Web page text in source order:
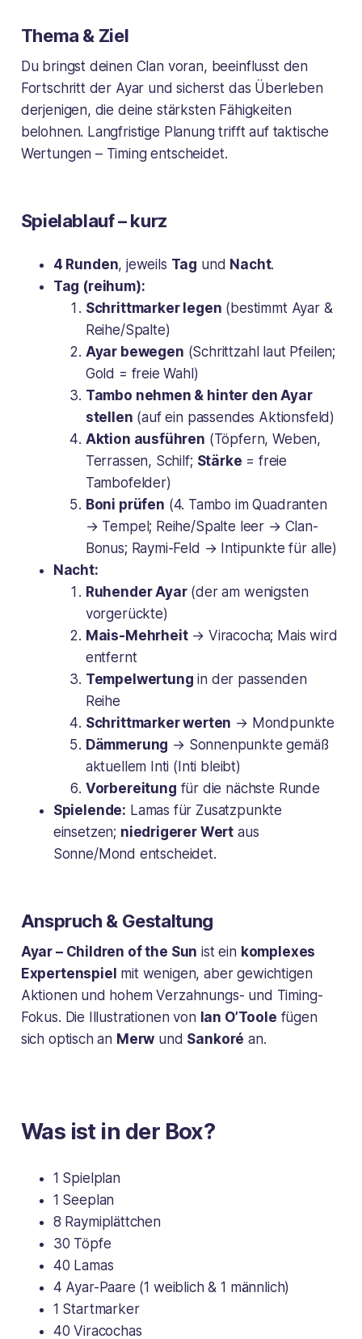
Thema & Ziel
Du bringst deinen Clan voran, beeinflusst den
Fortschritt der Ayar und sicherst das Überleben
derjenigen, die deine stärksten Fähigkeiten
belohnen. Langfristige Planung trifft auf taktische
Wertungen – Timing entscheidet.
Spielablauf – kurz
4 Runden, jeweils Tag und Nacht.
Tag (reihum):
Schrittmarker legen (bestimmt Ayar &
Reihe/Spalte)
Ayar bewegen (Schrittzahl laut Pfeilen;
Gold = freie Wahl)
Tambo nehmen & hinter den Ayar
stellen (auf ein passendes Aktionsfeld)
Aktion ausführen (Töpfern, Weben,
Terrassen, Schilf; Stärke = freie
Tambofelder)
Boni prüfen (4. Tambo im Quadranten
→ Tempel; Reihe/Spalte leer → Clan-
Bonus; Raymi-Feld → Intipunkte für alle)
Nacht:
Ruhender Ayar(der am wenigsten
vorgerückte)
Mais-Mehrheit→ Viracocha; Mais wird
entfernt
Tempelwertung in der passenden
Reihe
Schrittmarker werten → Mondpunkte
Dämmerung → Sonnenpunkte gemäß
aktuellem Inti (Inti bleibt)
Vorbereitung für die nächste Runde
Spielende: Lamas für Zusatzpunkte
einsetzen; niedrigerer Wert aus
Sonne/Mond entscheidet.
Anspruch & Gestaltung
Ayar – Children of the Sun ist ein komplexes
Expertenspiel mit wenigen, aber gewichtigen
Aktionen und hohem Verzahnungs- und Timing-
Fokus. Die Illustrationen von Ian O’Toole fügen
sich optisch an Merw und Sankoré an.
Was ist in der Box?
1 Spielplan
1 Seeplan
8 Raymiplättchen
30 Töpfe
40 Lamas
4 Ayar-Paare (1 weiblich & 1 männlich)
1 Startmarker
40 Viracochas